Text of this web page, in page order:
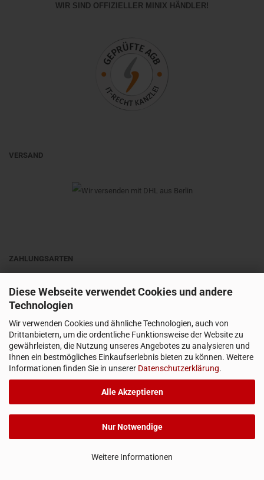
Diese Webseite verwendet Cookies und andere
Technologien
Wir verwenden Cookies und ähnliche Technologien, auch von
Drittanbietern, um die ordentliche Funktionsweise der Website zu
gewährleisten, die Nutzung unseres Angebotes zu analysieren und
Ihnen ein bestmögliches Einkaufserlebnis bieten zu können. Weitere
Informationen finden Sie in unserer Datenschutzerklärung.
Alle Akzeptieren
Nur Notwendige
Weitere Informationen
WIR SIND OFFIZIELLER MINIX HÄNDLER!
VERSAND
ZAHLUNGSARTEN
Alle Preise in EUR inkl. MwSt., ggf. zzgl.Versandkosten